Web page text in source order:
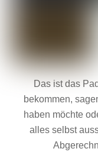
Das ist das
bekommen,
haben möchte
alles selbst